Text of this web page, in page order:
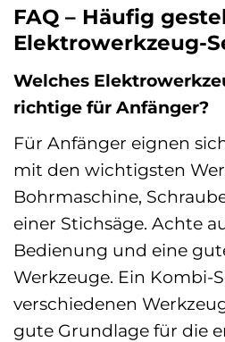
FAQ – Häufig
Elektrowerkzeug-
Welches
richtige für Anfänger?
Für Anfänger eignen
mit den wichtigsten
Bohrmaschine,
einer Stichsäge. Achte
Bedienung und eine
Werkzeuge. Ein Kombi-
verschiedenen
gute Grundlage für die